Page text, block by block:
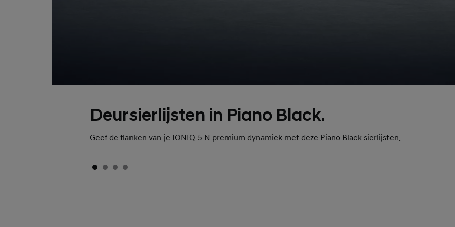
Deursierlijsten in Piano Black.
Geef de flanken van je IONIQ 5 N premium dynamiek met deze Piano Black sierlijsten.